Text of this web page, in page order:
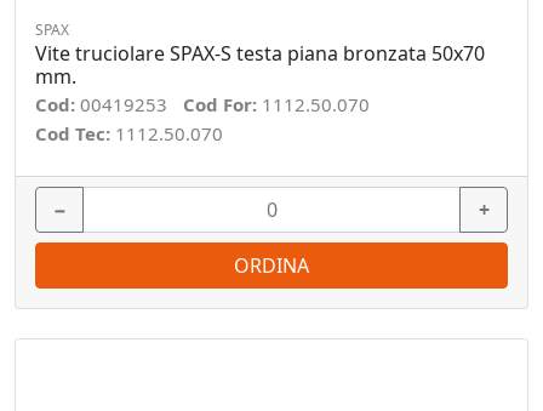
SPAX
Vite truciolare SPAX-S testa piana bronzata 50x70
mm.
Cod: 00419253 Cod For: 1112.50.070
Cod Tec: 1112.50.070
− +
ORDINA